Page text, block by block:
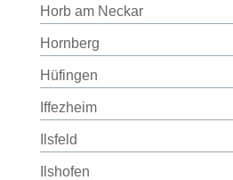
Horb am Neckar
Hornberg
Hüfingen
Iffezheim
Ilsfeld
Ilshofen